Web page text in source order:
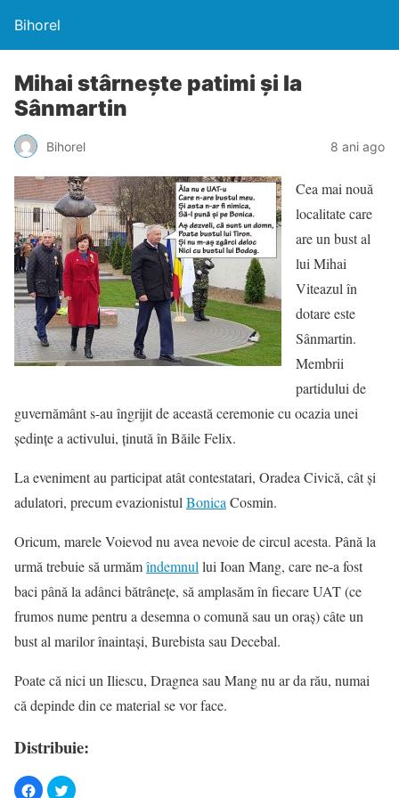
Bihorel
Mihai stârnește patimi și la
Sânmartin
Bihorel 8 ani ago
Cea mai nouă
localitate care
are un bust al
lui Mihai
Viteazul în
dotare este
Sânmartin.
Membrii
partidului de
guvernământ s-au îngrijit de această ceremonie cu ocazia unei
ședințe a activului, ținută în Băile Felix.
La eveniment au participat atât contestatari, Oradea Civică, cât și
adulatori, precum evazionistul Bonica Cosmin.
Oricum, marele Voievod nu avea nevoie de circul acesta. Până la
urmă trebuie să urmămîndemnul lui Ioan Mang, care ne-a fost
baci până la adânci bătrânețe, să amplasăm în fiecare UAT (ce
frumos nume pentru a desemna o comună sau un oraș) câte un
bust al marilor înaintași, Burebista sau Decebal.
Poate că nici un Iliescu, Dragnea sau Mang nu ar da rău, numai
că depinde din ce material se vor face.
Distribuie: